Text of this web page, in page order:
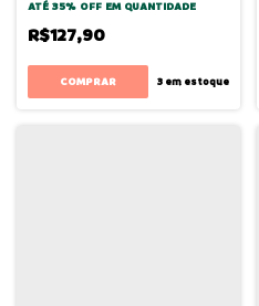
ATÉ 35% OFF EM QUANTIDADE
R$127,90
COMPRAR 3em estoque